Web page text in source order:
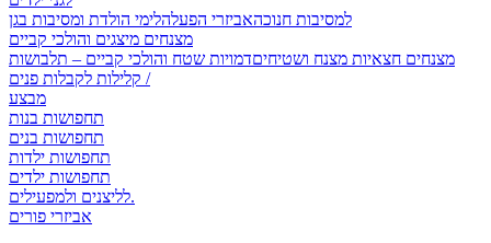
למסיבות חנוכהאביזרי הפעלהלימי הולדת ומסיבות בגן
מצנחים מיצגים והולכי קביים
מצנחים חצאיות מצנח ושטיחיםדמויות שטח והולכי קביים – תלבושות
קלילות לקבלות פנים /
מבצע
תחפושות בנות
תחפושות בנים
תחפושות ילדות
תחפושות ילדים
לליצנים ולמפעילים.
אביזרי פורים